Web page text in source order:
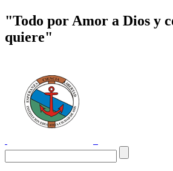
"Todo por Amor a Dios y
quiere"